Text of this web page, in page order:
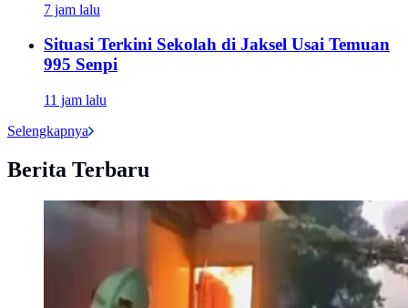
7 jam lalu
Situasi Terkini Sekolah di Jaksel Usai Temuan
995 Senpi
11 jam lalu
Selengkapnya
Berita Terbaru